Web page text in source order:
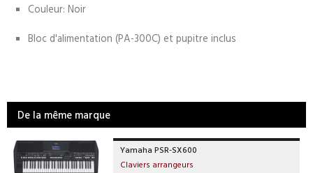
Couleur: Noir
Bloc d'alimentation (PA-300C) et pupitre inclus
De la même marque
Yamaha PSR-SX600
Claviers arrangeurs